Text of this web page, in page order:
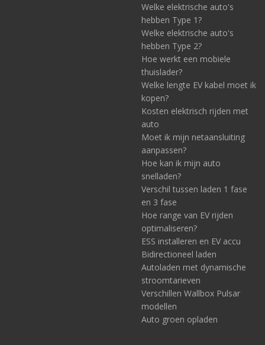
Welke elektrische auto's
hebben Type 1?
Welke elektrische auto's
hebben Type 2?
Hoe werkt een mobiele
thuislader?
Welke lengte EV kabel moet ik
kopen?
Kosten elektrisch rijden met
auto
Moet ik mijn netaansluiting
aanpassen?
Hoe kan ik mijn auto
snelladen?
Verschil tussen laden 1 fase
en 3 fase
Hoe range van EV rijden
optimaliseren?
ESS installeren en EV accu
Bidirectioneel laden
Autoladen met dynamische
stroomtarieven
Verschillen Wallbox Pulsar
modellen
Auto groen opladen